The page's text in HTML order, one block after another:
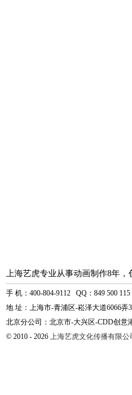
上海艺虎专业从事动画制作8年
手 机：400-804-9112 QQ：849 500 115
地 址：上海市-青浦区-崧泽大道6066弄
北京分公司：北京市-大兴区-CDD创意
© 2010 - 2026 上海艺虎文化传播有限公